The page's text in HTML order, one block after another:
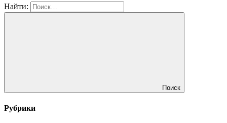
Найти:
Поиск
Рубрики